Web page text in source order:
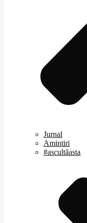
Jurnal
Amintiri
#ascultăasta